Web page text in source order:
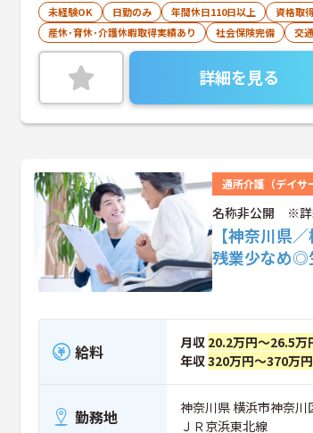
未経験OK 日勤のみ 年間休日110日以上 資格取
産休･育休･介護休暇取得実績あり
社会保険完備 交
詳細を見る
通所介護（デイサ
名称非公開 ※詳
【神奈川県
残業少なめ◎
給料 月収 20.2万円～26.5万
年収320万円～370万円
勤務地
神奈川県 横浜市神奈川
ＪＲ京浜東北線